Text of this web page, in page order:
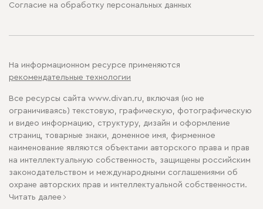
Cогласие на обработку персональных данных
На информационном ресурсе применяются
рекомендательные технологии
Все ресурсы сайта www.divan.ru, включая (но не
ограничиваясь) текстовую, графическую, фотографическую
и видео информацию, структуру, дизайн и оформление
страниц, товарные знаки, доменное имя, фирменное
наименование являются объектами авторского права и прав
на интеллектуальную собственность, защищены российским
законодательством и международными соглашениями об
охране авторских прав и интеллектуальной собственности.
Читать далее